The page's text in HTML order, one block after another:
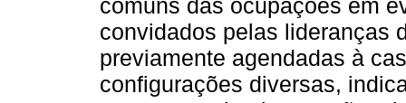
convidados pelas lideranças
previamente agendadas à
configurações diversas,